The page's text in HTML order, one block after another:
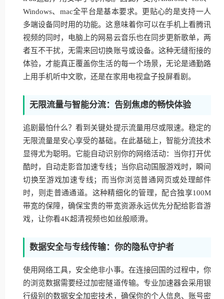
Windows、mac全平台是基本要求。更贴心的是支持一人
多端设备同时用的功能。这意味着你可以在手机上看腾讯
视频的同时，电脑上的网易云音乐也在同步更新歌单，两
者互不干扰，无需来回切换账号或设备。这种无缝衔接的
体验，才能真正覆盖你生活的每一个场景，无论是通勤路
上用手机听中文歌，还是在家用电视盒子投屏看剧。
无限流量与智能分流：告别焦虑的畅快体验
追剧最怕什么？看到关键处提示流量用尽或限速。稳定的
无限流量是安心享受的基础。在此基础上，智能分流技术
显得尤为聪明。它能自动识别你的网络活动：当你打开优
酷时，自动走影音加速专线；当你启动国服游戏时，瞬间
切换至游戏加速专线；而当你浏览普通网页或处理邮件
时，则走普通通道。这种精细化的管理，配合独享100M
带宽的保障，确保宝贵的带宽资源永远优先分配给影音游
戏，让你看4K超清视频也如丝般顺滑。
数据安全与专线传输：你的隐私守护者
使用网络工具，安全绝非小事。在连接回国的过程中，你
的浏览数据需要经过加密隧道传输。专业加速器会采用银
行级别的数据安全加密技术，确保你的个人信息、账号密